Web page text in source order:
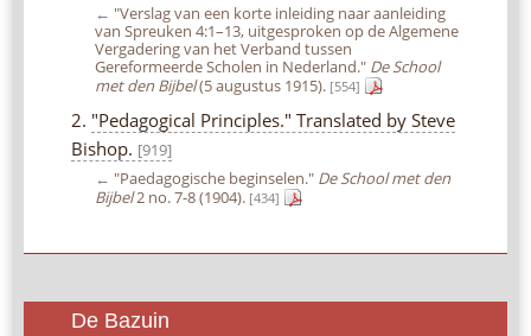
← "Verslag van een korte inleiding naar aanleiding
van Spreuken 4:1–13, uitgesproken op de Algemene
Vergadering van het Verband tussen
Gereformeerde Scholen in Nederland." De School
met den Bijbel(5 augustus 1915). [554]
2. "Pedagogical Principles." Translated by Steve
Bishop. [919]
← "Paedagogische beginselen." De School met den
Bijbel2 no. 7-8 (1904). [434]
De Bazuin